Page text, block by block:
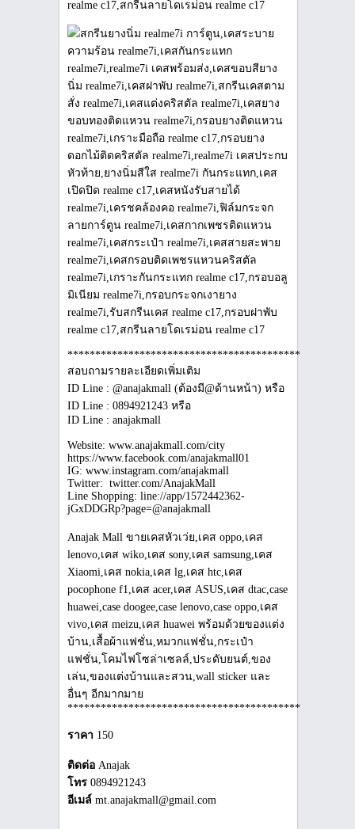
สอบถามรายละเอียดเพิ่มเติม
ID Line : @anajakmall (ต้องมี@ด้านหน้า) หรือ
ID Line : 0894921243 หรือ
ID Line : anajakmall
Website: www.anajakmall.com/city
https://www.facebook.com/anajakmall01
IG: www.instagram.com/anajakmall
Twitter: twitter.com/AnajakMall
Line Shopping: line://app/1572442362-
jGxDDGRp?page=@anajakmall
Anajak Mall ขายเคสหัวเว่ย,เคส oppo,เคส
lenovo,เคส wiko,เคส sony,เคส samsung,เคส
Xiaomi,เคส nokia,เคส lg,เคส htc,เคส
pocophone f1,เคส acer,เคส ASUS,เคส dtac,case
huawei,case doogee,case lenovo,case oppo,เคส
vivo,เคส meizu,เคส huawei พร้อมด้วยของแต่ง
บ้าน,เสื้อผ้าแฟชั่น,หมวกแฟชั่น,กระเป๋า
แฟชั่น,โคมไฟโซล่าเซลล์,ประดับยนต์,ของ
เล่น,ของแต่งบ้านและสวน,wall sticker และ
อื่นๆ อีกมากมาย
ราคา 150
ติดต่อ Anajak
โทร 0894921243
อีเมล์ mt.anajakmall@gmail.com